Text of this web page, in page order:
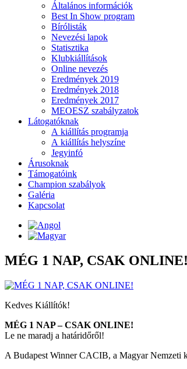
Általános információk
Best In Show program
Bírólisták
Nevezési lapok
Statisztika
Klubkiállítások
Online nevezés
Eredmények 2019
Eredmények 2018
Eredmények 2017
MEOESZ szabályzatok
Látogatóknak
A kiállítás programja
A kiállítás helyszíne
Jegyinfó
Árusoknak
Támogatóink
Champion szabályok
Galéria
Kapcsolat
MÉG 1 NAP, CSAK ONLINE!
Kedves Kiállítók!
MÉG 1 NAP – CSAK ONLINE!
Le ne maradj a határidőről!
A Budapest Winner CACIB, a Magyar Nemzeti